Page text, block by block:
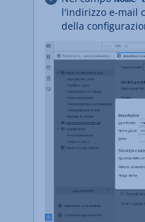
l'indirizzo e-mail
della